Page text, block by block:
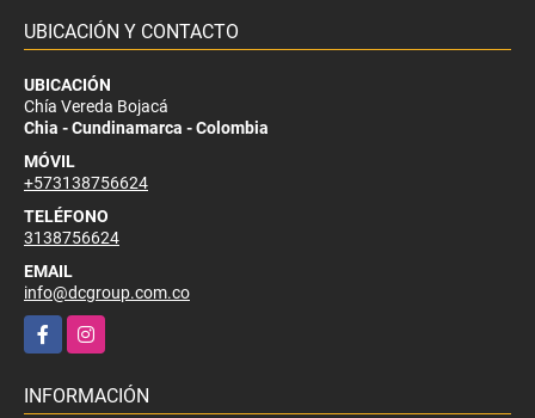
UBICACIÓN Y CONTACTO
UBICACIÓN
Chía Vereda Bojacá
Chia - Cundinamarca - Colombia
MÓVIL
+573138756624
TELÉFONO
3138756624
EMAIL
info@dcgroup.com.co
FacebookInstagram
INFORMACIÓN